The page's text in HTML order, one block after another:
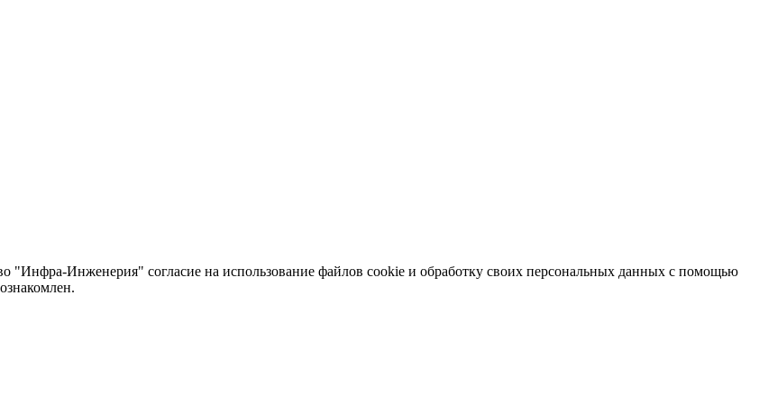
Инженерия" согласие на использование файлов cookie и обработку своих персональных данных с помощью
ознакомлен.